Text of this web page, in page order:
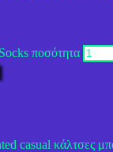
ποσότητα
casual κάλτσες